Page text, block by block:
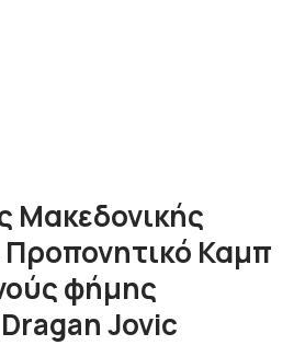
Μακεδονικής
Καμπ
φήμης
Jovic